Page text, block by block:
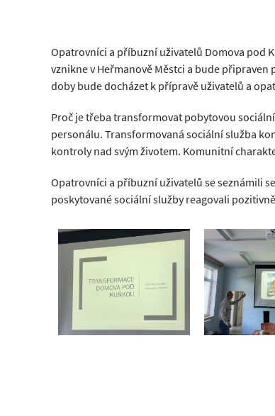
Opatrovníci a příbuzní uživatelů Domova pod
vznikne v Heřmanově Městci a bude
doby bude docházet k přípravě uživatelů a
Proč je třeba transformovat pobytovou
personálu. Transformovaná sociální služba
kontroly nad svým životem. Komunitní
Opatrovníci a příbuzní uživatelů se seznámili
poskytované sociální služby reagovali